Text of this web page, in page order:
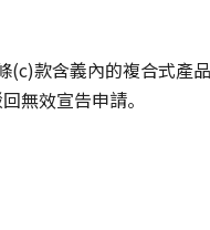
(c)款含義內的複合式產
無效宣告申請。